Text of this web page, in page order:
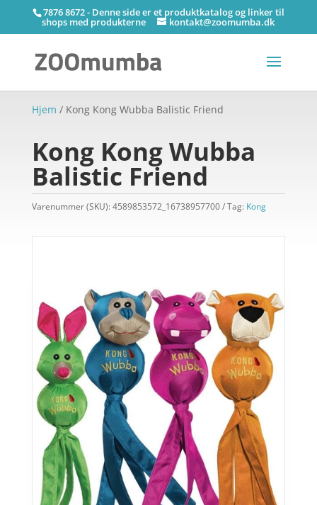
7876 8672 - Denne side er et produktkatalog og linker til
shops med produkterne kontakt@zoomumba.dk
Hjem / Kong Kong Wubba Balistic Friend
Kong Kong Wubba
Balistic Friend
Varenummer (SKU): 4589853572_16738957700 Tag: Kong